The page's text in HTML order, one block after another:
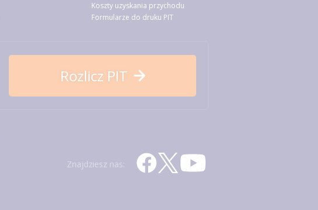
Koszty uzyskania przychodu
Formularze do druku PIT
Rozlicz PIT
Znajdziesz nas: